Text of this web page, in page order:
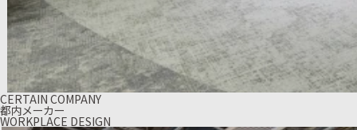
CERTAIN COMPANY
都内メーカー
WORKPLACE DESIGN